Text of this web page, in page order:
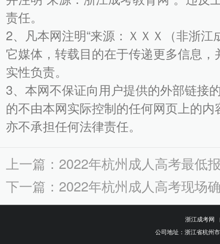
责任。
2、凡本网注明“来源：ＸＸＸ（非浙
它媒体，转载目的在于传递更多信息
实性负责。
3、本网不保证向用户提供的外部链接
的不由本网实际控制的任何网页上的
亦不承担任何法律责任。
上一篇：2022年杭州成人高考最低
下一篇：2022年杭州成人高考现场
浙江成考网
公司地址：浙江省杭州